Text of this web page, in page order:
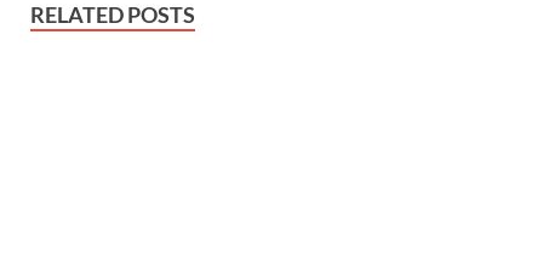
RELATED POSTS